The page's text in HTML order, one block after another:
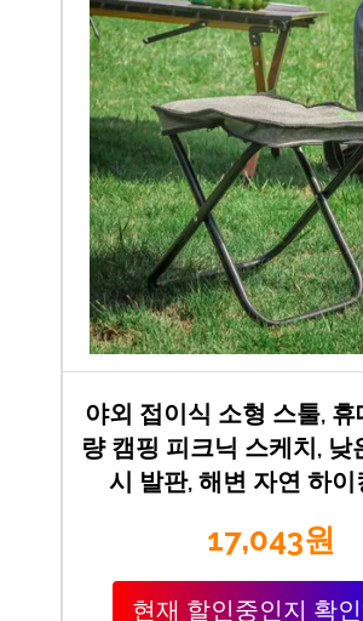
야외 접이식 소형 스툴, 휴
량 캠핑 피크닉 스케치, 낮
시 발판, 해변 자연 하이
17,043원
현재 할인중인지 확